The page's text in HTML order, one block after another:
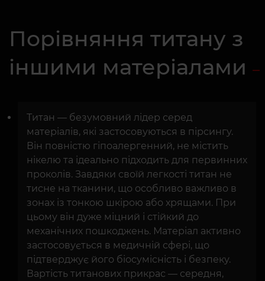
Порівняння титану з
іншими матеріалами
Титан — безумовний лідер серед
матеріалів, які застосовуються в пірсингу.
Він повністю гіпоалергенний, не містить
нікелю та ідеально підходить для первинних
проколів. Завдяки своїй легкості титан не
тисне на тканини, що особливо важливо в
зонах із тонкою шкірою або хрящами. При
цьому він дуже міцний і стійкий до
механічних пошкоджень. Матеріал активно
застосовується в медичній сфері, що
підтверджує його біосумісність і безпеку.
Вартість титанових прикрас — середня,